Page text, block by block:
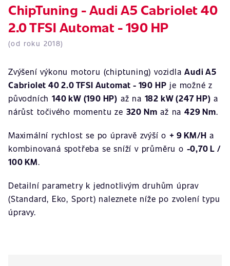
ChipTuning - Audi A5 Cabriolet 40
2.0 TFSI Automat - 190 HP
(od roku 2018)
Zvýšení výkonu motoru (chiptuning) vozidlaAudi A5
Cabriolet 40 2.0 TFSI Automat - 190 HP je možné z
původních140 kW (190 HP) až na 182 kW (247 HP) a
nárůst točivého momentu ze 320 Nm až na429 Nm.
Maximální rychlost se po úpravě zvýší o + 9 KM/H a
kombinovaná spotřeba se sníží v průměru o -0,70 L /
100 KM.
Detailní parametry k jednotlivým druhům úprav
(Standard, Eko, Sport) naleznete níže po zvolení typu
úpravy.